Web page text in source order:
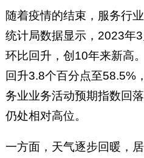
随着疫情的结束，服务行
统计局数据显示，2023年
环比回升，创10年来新高
回升3.8个百分点至58.5%
务业业务活动预期指数回
仍处相对高位。
一方面，天气逐步回暖，